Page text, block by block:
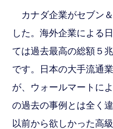
カナダ企業がセブン
した。海外企業による
ては過去最高の総額５
です。日本の大手流通
が、ウォールマートに
の過去の事例とは全く
以前から欲しかった高